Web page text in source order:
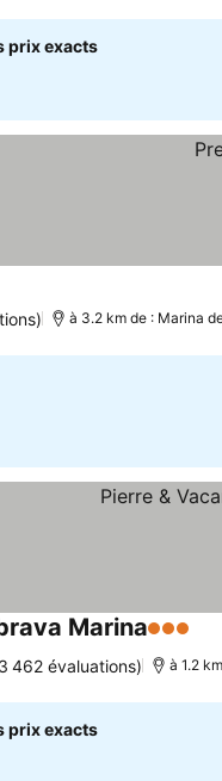
prix exacts
à 3.2 km de : Marina
Marina3 Étoiles
462 évaluations) à 1.2
prix exacts